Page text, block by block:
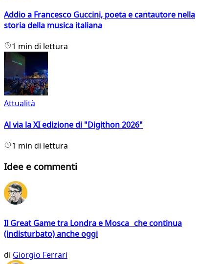
Addio a Francesco Guccini, poeta e cantautore nella
storia della musica italiana
1 min di lettura
Attualità
Al via la XI edizione di "Digithon 2026"
1 min di lettura
Idee e commenti
Il Great Game tra Londra e Mosca che continua
(indisturbato) anche oggi
di Giorgio Ferrari